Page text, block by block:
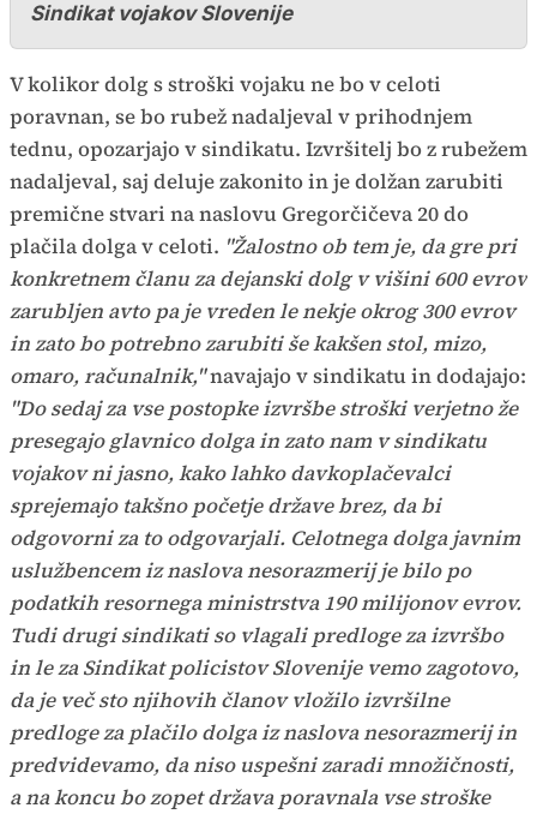
Sindikat vojakov Slovenije
V kolikor dolg s stroški vojaku ne bo v celoti
poravnan, se bo rubež nadaljeval v prihodnjem
tednu, opozarjajo v sindikatu. Izvršitelj bo z rubežem
nadaljeval, saj deluje zakonito in je dolžan zarubiti
premične stvari na naslovu Gregorčičeva 20 do
plačila dolga v celoti. "Žalostno ob tem je, da gre pri
konkretnem članu za dejanski dolg v višini 600 evrov
zarubljen avto pa je vreden le nekje okrog 300 evrov
in zato bo potrebno zarubiti še kakšen stol, mizo,
omaro, računalnik,"navajajo v sindikatu in dodajajo:
"Do sedaj za vse postopke izvršbe stroški verjetno že
presegajo glavnico dolga in zato nam v sindikatu
vojakov ni jasno, kako lahko davkoplačevalci
sprejemajo takšno početje države brez, da bi
odgovorni za to odgovarjali. Celotnega dolga javnim
uslužbencem iz naslova nesorazmerij je bilo po
podatkih resornega ministrstva 190 milijonov evrov.
Tudi drugi sindikati so vlagali predloge za izvršbo
in le za Sindikat policistov Slovenije vemo zagotovo,
da je več sto njihovih članov vložilo izvršilne
predloge za plačilo dolga iz naslova nesorazmerij in
predvidevamo, da niso uspešni zaradi množičnosti,
a na koncu bo zopet država poravnala vse stroške